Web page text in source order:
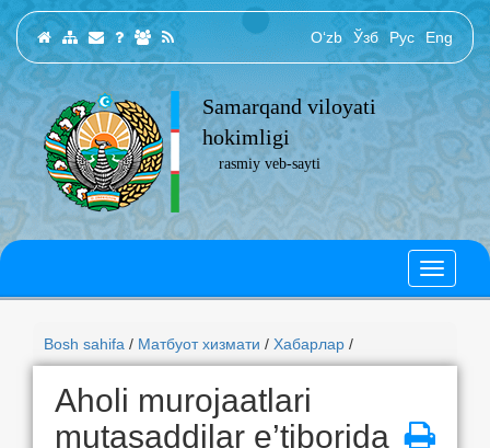
O‘zb Ўзб Рус Eng
Samarqand viloyati
hokimligi
rasmiy veb-sayti
Bosh sahifa / Матбуот хизмати / Хабарлар /
Aholi murojaatlari
mutasaddilar e’tiborida